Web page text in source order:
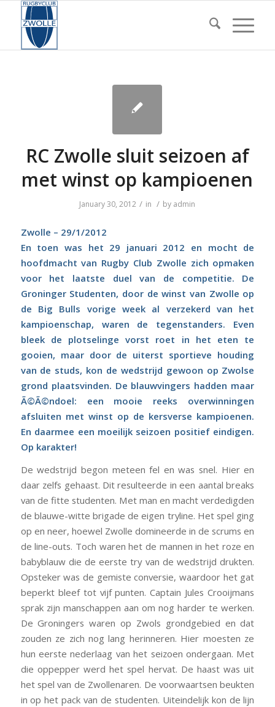
RC Zwolle sluit seizoen af
met winst op kampioenen
January 30, 2012 / in / by admin
Zwolle – 29/1/2012
En toen was het 29 januari 2012 en mocht de
hoofdmacht van Rugby Club Zwolle zich opmaken
voor het laatste duel van de competitie. De
Groninger Studenten, door de winst van Zwolle op
de Big Bulls vorige week al verzekerd van het
kampioenschap, waren de tegenstanders. Even
bleek de plotselinge vorst roet in het eten te
gooien, maar door de uiterst sportieve houding
van de studs, kon de wedstrijd gewoon op Zwolse
grond plaatsvinden. De blauwvingers hadden maar
Ã©Ã©ndoel: een mooie reeks overwinningen
afsluiten met winst op de kersverse kampioenen.
En daarmee een moeilijk seizoen positief eindigen.
Op karakter!
De wedstrijd begon meteen fel en was snel. Hier en
daar zelfs gehaast. Dit resulteerde in een aantal breaks
van de fitte studenten. Met man en macht verdedigden
de blauwe-witte brigade de eigen tryline. Het spel ging
op en neer, hoewel Zwolle domineerde in de scrums en
de line-outs. Toch waren het de mannen in het roze en
babyblauw die de eerste try van de wedstrijd drukten.
Opsteker was de gemiste conversie, waardoor het gat
beperkt bleef tot vijf punten. Captain Jules Crooijmans
sprak zijn manschappen aan om nog harder te werken.
De Groningers waren op Zwols grondgebied en dat
zouden ze zich nog lang herinneren. Hier moesten ze
hun eerste nederlaag van het seizoen ondergaan. Met
die oppepper werd het spel hervat. De haast was uit
het spel van de Zwollenaren. De voorwaartsen beukten
in op het pack van de studenten. Uiteindelijk kon de lijn